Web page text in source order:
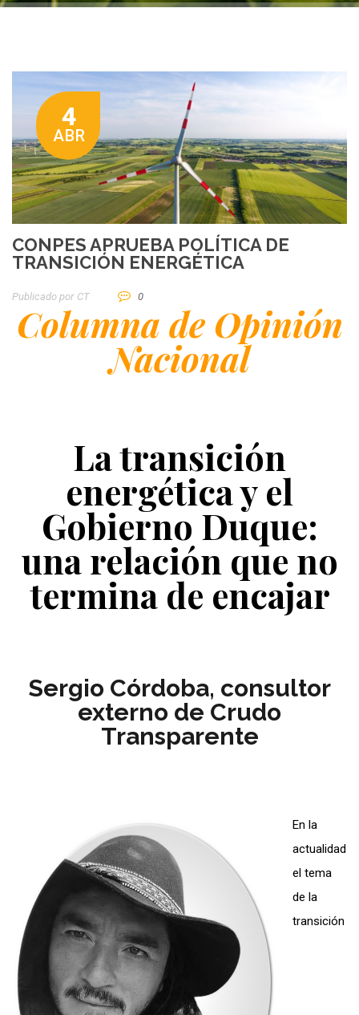
4
ABR
CONPES APRUEBA POLÍTICA DE
TRANSICIÓN ENERGÉTICA
Publicado por CT 0
Columna de Opinión
Nacional
La transición
energética y el
Gobierno Duque:
una relación que no
termina de encajar
Sergio Córdoba, consultor
externo de Crudo
Transparente
En la
actualidad
el tema
de la
transición